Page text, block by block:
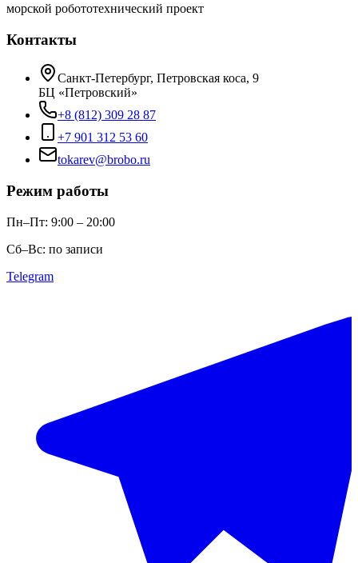
морской робототехнический проект
Контакты
Санкт-Петербург, Петровская коса, 9
БЦ «Петровский»
+8 (812) 309 28 87
+7 901 312 53 60
tokarev@brobo.ru
Режим работы
Пн–Пт: 9:00 – 20:00
Сб–Вс: по записи
Telegram